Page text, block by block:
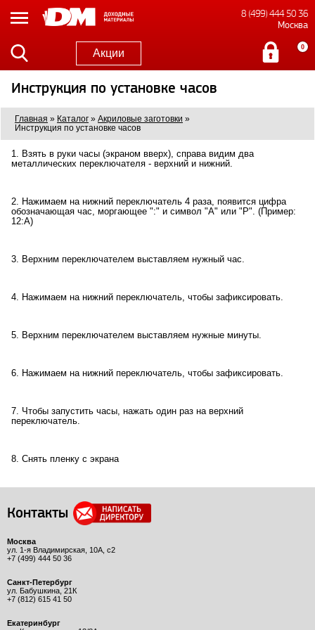
8 (499) 444 50 36
Москва
Акции 0
Инструкция по установке часов
Главная » Каталог » Акриловые заготовки »
Инструкция по установке часов
1. Взять в руки часы (экраном вверх), справа видим два
металлических переключателя - верхний и нижний.
2. Нажимаем на нижний переключатель 4 раза, появится цифра
обозначающая час, моргающее ":" и символ "А" или "Р". (Пример:
12:А)
3. Верхним переключателем выставляем нужный час.
4. Нажимаем на нижний переключатель, чтобы зафиксировать.
5. Верхним переключателем выставляем нужные минуты.
6. Нажимаем на нижний переключатель, чтобы зафиксировать.
7. Чтобы запустить часы, нажать один раз на верхний
переключатель.
8. Снять пленку с экрана
Контакты
Москва
ул. 1-я Владимирская, 10А, с2
+7 (499) 444 50 36
Санкт-Петербург
ул. Бабушкина, 21К
+7 (812) 615 41 50
Екатеринбург